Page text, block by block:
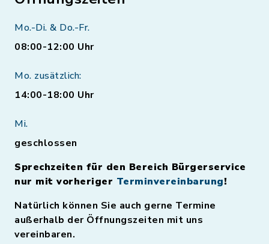
Mo.-Di. & Do.-Fr.
08:00-12:00 Uhr
Mo. zusätzlich:
14:00-18:00 Uhr
Mi.
geschlossen
Sprechzeiten für den Bereich Bürgerservice
nur mit vorheriger Terminvereinbarung!
Natürlich können Sie auch gerne Termine
außerhalb der Öffnungszeiten mit uns
vereinbaren.